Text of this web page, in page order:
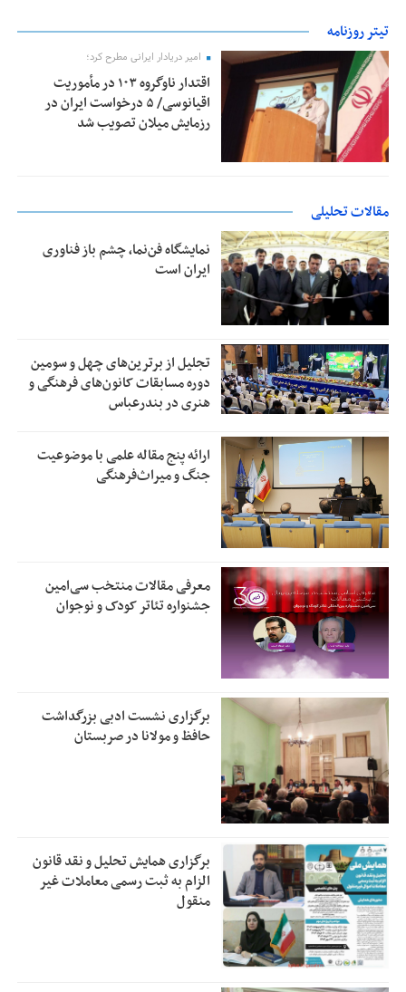
تیتر روزنامه
امیر دریادار ایرانی مطرح کرد؛
اقتدار ناوگروه ۱۰۳ در مأموریت‌
اقیانوسی/ ۵ درخواست ایران در
رزمایش میلان تصویب شد
مقالات تحلیلی
نمایشگاه فن‌نما، چشم باز فناوری
ایران است
تجلیل از بر‌ترین‌های چهل و سومین
دوره مسابقات کانون‌های فرهنگی و
هنری در بندرعباس
ارائه پنج مقاله علمی با موضوعیت
جنگ و میراث‌فرهنگی
معرفی مقالات منتخب سی‌امین
جشنواره تئاتر کودک و نوجوان
برگزاری نشست ادبی بزرگداشت
حافظ و مولانا در صربستان
برگزاری همایش تحلیل و نقد قانون
الزام به ثبت رسمی معاملات غیر
منقول